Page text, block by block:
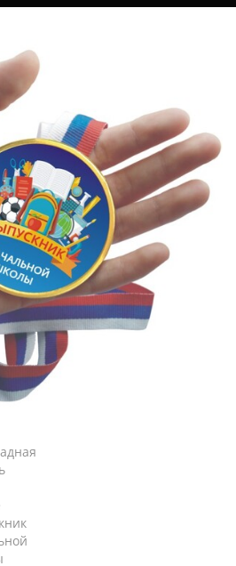
Каталог
на ленте с наклейкой.
начальной школы
медаль на ленте
школы (
триколор )